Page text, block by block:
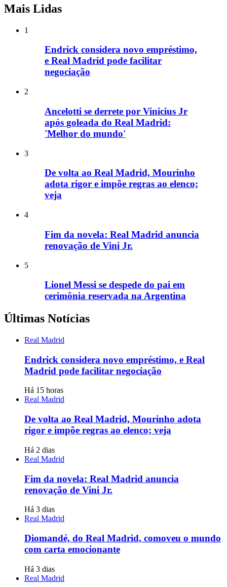
Mais Lidas
1
Endrick considera novo empréstimo,
e Real Madrid pode facilitar
negociação
2
Ancelotti se derrete por Vinicius Jr
após goleada do Real Madrid:
'Melhor do mundo'
3
De volta ao Real Madrid, Mourinho
adota rigor e impõe regras ao elenco;
veja
4
Fim da novela: Real Madrid anuncia
renovação de Vini Jr.
5
Lionel Messi se despede do pai em
cerimônia reservada na Argentina
Últimas Notícias
Real Madrid
Endrick considera novo empréstimo, e Real
Madrid pode facilitar negociação
Há 15 horas
Real Madrid
De volta ao Real Madrid, Mourinho adota
rigor e impõe regras ao elenco; veja
Há 2 dias
Real Madrid
Fim da novela: Real Madrid anuncia
renovação de Vini Jr.
Há 3 dias
Real Madrid
Diomandé, do Real Madrid, comoveu o mundo
com carta emocionante
Há 3 dias
Real Madrid